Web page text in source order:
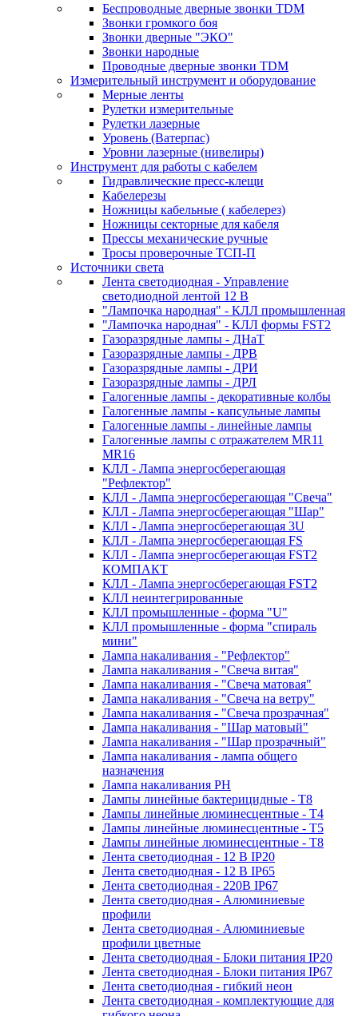
Беспроводные дверные звонки TDM
Звонки громкого боя
Звонки дверные "ЭКО"
Звонки народные
Проводные дверные звонки TDM
Измерительный инструмент и оборудование
Мерные ленты
Рулетки измерительные
Рулетки лазерные
Уровень (Ватерпас)
Уровни лазерные (нивелиры)
Инструмент для работы с кабелем
Гидравлические пресс-клещи
Кабелерезы
Ножницы кабельные ( кабелерез)
Ножницы секторные для кабеля
Прессы механические ручные
Тросы проверочные ТСП-П
Источники света
Лента светодиодная - Управление
светодиодной лентой 12 В
"Лампочка народная" - КЛЛ промышленная
"Лампочка народная" - КЛЛ формы FST2
Газоразрядные лампы - ДНаТ
Газоразрядные лампы - ДРВ
Газоразрядные лампы - ДРИ
Газоразрядные лампы - ДРЛ
Галогенные лампы - декоративные колбы
Галогенные лампы - капсульные лампы
Галогенные лампы - линейные лампы
Галогенные лампы с отражателем MR11
MR16
КЛЛ - Лампа энергосберегающая
"Рефлектор"
КЛЛ - Лампа энергосберегающая "Свеча"
КЛЛ - Лампа энергосберегающая "Шар"
КЛЛ - Лампа энергосберегающая 3U
КЛЛ - Лампа энергосберегающая FS
КЛЛ - Лампа энергосберегающая FST2
КОМПАКТ
КЛЛ - Лампа энергосберегающая FSТ2
КЛЛ неинтегрированные
КЛЛ промышленные - форма "U"
КЛЛ промышленные - форма "спираль
мини"
Лампа накаливания - "Рефлектор"
Лампа накаливания - "Свеча витая"
Лампа накаливания - "Свеча матовая"
Лампа накаливания - "Свеча на ветру"
Лампа накаливания - "Свеча прозрачная"
Лампа накаливания - "Шар матовый"
Лампа накаливания - "Шар прозрачный"
Лампа накаливания - лампа общего
назначения
Лампа накаливания РН
Лампы линейные бактерицидные - Т8
Лампы линейные люминесцентные - Т4
Лампы линейные люминесцентные - Т5
Лампы линейные люминесцентные - Т8
Лента светодиодная - 12 В IP20
Лента светодиодная - 12 В IP65
Лента светодиодная - 220В IP67
Лента светодиодная - Алюминиевые
профили
Лента светодиодная - Алюминиевые
профили цветные
Лента светодиодная - Блоки питания IP20
Лента светодиодная - Блоки питания IP67
Лента светодиодная - гибкий неон
Лента светодиодная - комплектующие для